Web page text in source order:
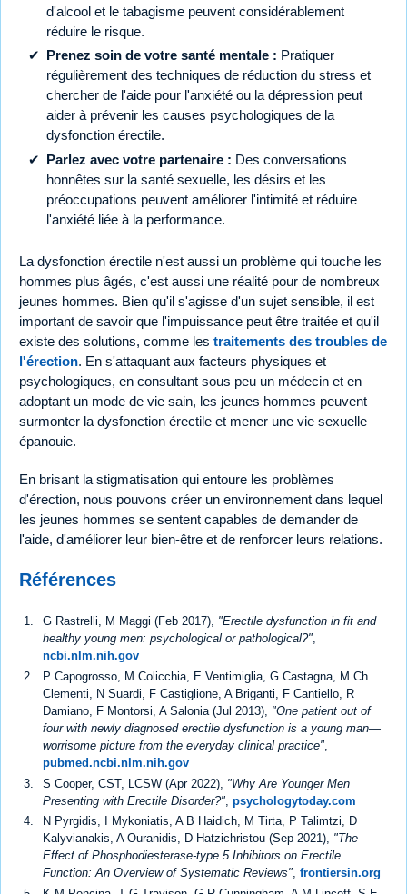
d'alcool et le tabagisme peuvent considérablement
réduire le risque.
Prenez soin de votre santé mentale : Pratiquer
régulièrement des techniques de réduction du stress et
chercher de l'aide pour l'anxiété ou la dépression peut
aider à prévenir les causes psychologiques de la
dysfonction érectile.
Parlez avec votre partenaire : Des conversations
honnêtes sur la santé sexuelle, les désirs et les
préoccupations peuvent améliorer l'intimité et réduire
l'anxiété liée à la performance.
La dysfonction érectile n'est aussi un problème qui touche les
hommes plus âgés, c'est aussi une réalité pour de nombreux
jeunes hommes. Bien qu'il s'agisse d'un sujet sensible, il est
important de savoir que l'impuissance peut être traitée et qu'il
existe des solutions, comme les traitements des troubles de
l'érection. En s'attaquant aux facteurs physiques et
psychologiques, en consultant sous peu un médecin et en
adoptant un mode de vie sain, les jeunes hommes peuvent
surmonter la dysfonction érectile et mener une vie sexuelle
épanouie.
En brisant la stigmatisation qui entoure les problèmes
d'érection, nous pouvons créer un environnement dans lequel
les jeunes hommes se sentent capables de demander de
l'aide, d'améliorer leur bien-être et de renforcer leurs relations.
Références
G Rastrelli, M Maggi (Feb 2017), "Erectile dysfunction in fit and
healthy young men: psychological or pathological?"
ncbi.nlm.nih.gov
P Capogrosso, M Colicchia, E Ventimiglia, G Castagna, M Ch
Clementi, N Suardi, F Castiglione, A Briganti, F Cantiello, R
Damiano, F Montorsi, A Salonia (Jul 2013), "One patient out of
four with newly diagnosed erectile dysfunction is a young man—
worrisome picture from the everyday clinical practice"
pubmed.ncbi.nlm.nih.gov
S Cooper, CST, LCSW (Apr 2022), "Why Are Younger Men
Presenting with Erectile Disorder?" psychologytoday.com
N Pyrgidis, I Mykoniatis, A B Haidich, M Tirta, P Talimtzi, D
Kalyvianakis, A Ouranidis, D Hatzichristou (Sep 2021), "The
Effect of Phosphodiesterase-type 5 Inhibitors on Erectile
Function: An Overview of Systematic Reviews", frontiersin.org